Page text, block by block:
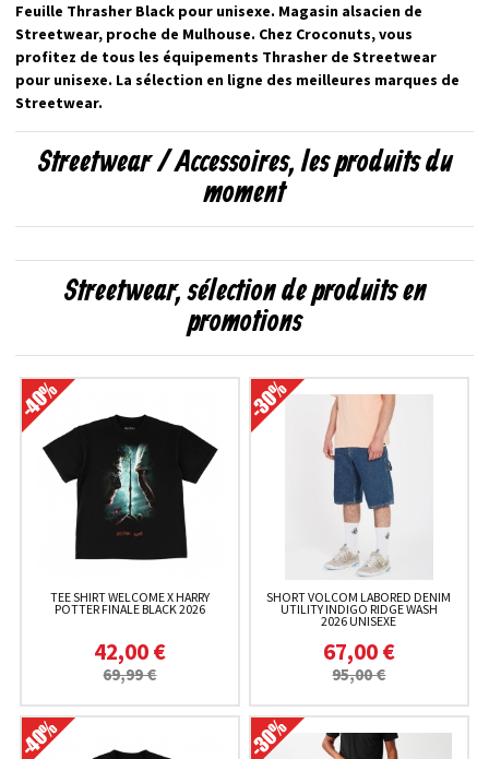
Feuille Thrasher Black pour unisexe. Magasin alsacien de
Streetwear, proche de Mulhouse. Chez Croconuts, vous
profitez de tous les équipements Thrasher de Streetwear
pour unisexe. La sélection en ligne des meilleures marques de
Streetwear.
Streetwear / Accessoires, les produits du
moment
Streetwear, sélection de produits en
promotions
TEE SHIRT WELCOME X HARRY
POTTER FINALE BLACK 2026
42,00 €
69,99 €
SHORT VOLCOM LABORED DENIM
UTILITY INDIGO RIDGE WASH
2026 UNISEXE
67,00 €
95,00 €